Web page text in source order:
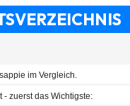
im Vergleich.
- zuerst das Wichtigste: